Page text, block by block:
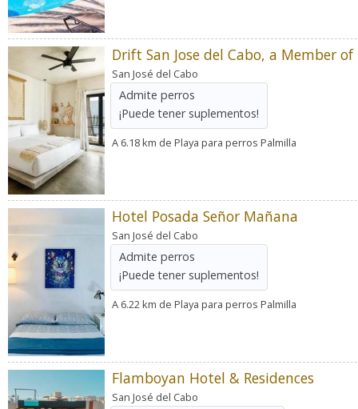
San José del Cabo
Admite perros
¡Puede tener suplementos!
A 6.18 km de Playa para perros Palmilla
Hotel Posada Señor Mañana
San José del Cabo
Admite perros
¡Puede tener suplementos!
A 6.22 km de Playa para perros Palmilla
Flamboyan Hotel & Residences
San José del Cabo